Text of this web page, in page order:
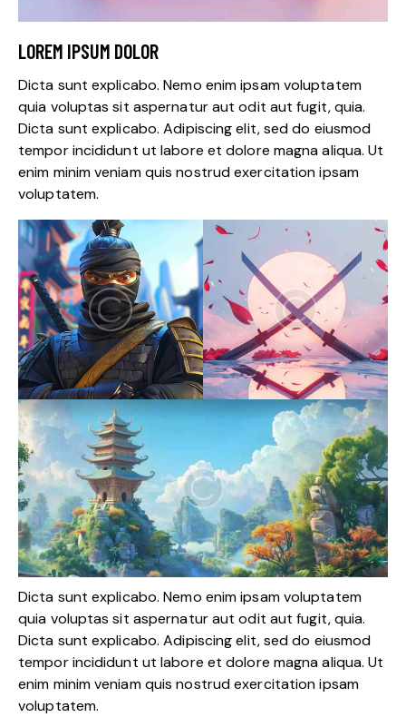
LOREM IPSUM DOLOR
Dicta sunt explicabo. Nemo enim ipsam voluptatem
quia voluptas sit aspernatur aut odit aut fugit, quia.
Dicta sunt explicabo. Adipiscing elit, sed do eiusmod
tempor incididunt ut labore et dolore magna aliqua. Ut
enim minim veniam quis nostrud exercitation ipsam
voluptatem.
Dicta sunt explicabo. Nemo enim ipsam voluptatem
quia voluptas sit aspernatur aut odit aut fugit, quia.
Dicta sunt explicabo. Adipiscing elit, sed do eiusmod
tempor incididunt ut labore et dolore magna aliqua. Ut
enim minim veniam quis nostrud exercitation ipsam
voluptatem.